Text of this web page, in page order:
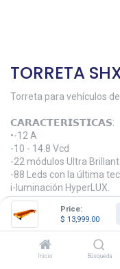
Price:
$ 13,999.00
Inicio Búsqueda
TORRETA
Torreta para vehículos
𝗖𝗔𝗥𝗔𝗖𝗧𝗘𝗥𝗜𝗦𝗧𝗜𝗖𝗔𝗦:
•-12 A
-10 - 14.8 Vcd
-22 módulos Ultra
-88 Leds con la última
i-luminación HyperLUX.
-Alto Brillo
-Bajo Perfil
-Longitud de 47"
-Montaje de Gancho
-Bajo Consumo de